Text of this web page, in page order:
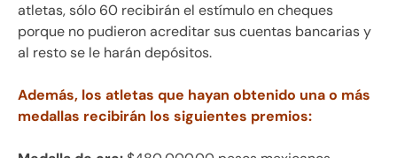
atletas, sólo 60 recibirán el estímulo en cheques
porque no pudieron acreditar sus cuentas bancarias y
al resto se le harán depósitos.
Además, los atletas que hayan obtenido una o más
medallas recibirán los siguientes premios: